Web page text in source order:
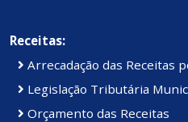
Receitas:
Arrecadação das Receitas
Legislação Tributária
Orçamento das Receitas